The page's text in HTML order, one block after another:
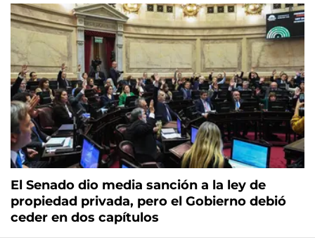
El Senado dio media sanción a la ley de
propiedad privada, pero el Gobierno debió
ceder en dos capítulos